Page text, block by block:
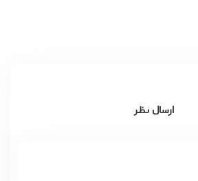
ارسال نظر